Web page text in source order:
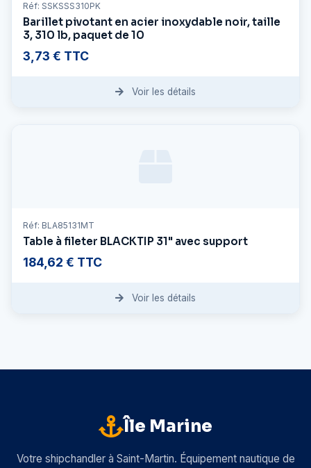
Réf: SSKSSS310PK
Barillet pivotant en acier inoxydable noir, taille
3, 310 lb, paquet de 10
3,73 € TTC
Voir les détails
Réf: BLA85131MT
Table à fileter BLACKTIP 31" avec support
184,62 € TTC
Voir les détails
Île Marine
Votre shipchandler à Saint-Martin. Équipement nautique de